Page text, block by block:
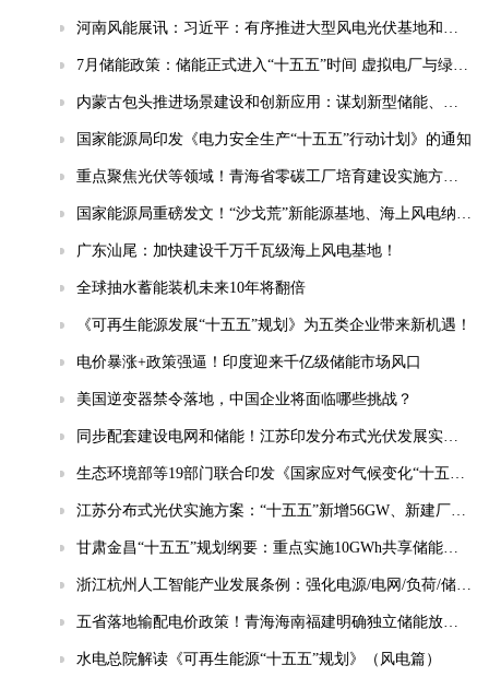
河南风能展讯：习近平：有序推进大型风电光伏基地和电力外送通道规划建设，加快重点行业清洁能源替代
7月储能政策：储能正式进入“十五五”时间 虚拟电厂与绿电直连成热点
内蒙古包头推进场景建设和创新应用：谋划新型储能、智能电网等相关场景
国家能源局印发《电力安全生产“十五五”行动计划》的通知
重点聚焦光伏等领域！青海省零碳工厂培育建设实施方案(试行)发布
国家能源局重磅发文！“沙戈荒”新能源基地、海上风电纳入“十五五”安全重点管控工程
广东汕尾：加快建设千万千瓦级海上风电基地！
全球抽水蓄能装机未来10年将翻倍
《可再生能源发展“十五五”规划》为五类企业带来新机遇！
电价暴涨+政策强逼！印度迎来千亿级储能市场风口
美国逆变器禁令落地，中国企业将面临哪些挑战？
同步配套建设电网和储能！江苏印发分布式光伏发展实施方案（2026-2030年）
生态环境部等19部门联合印发《国家应对气候变化“十五五”规划》
江苏分布式光伏实施方案：“十五五”新增56GW、新建厂房100%安装
甘肃金昌“十五五”规划纲要：重点实施10GWh共享储能电站等项目
浙江杭州人工智能产业发展条例：强化电源/电网/负荷/储能协同，推动城市供电可靠性符合算力设施标准
五省落地输配电价政策！青海海南福建明确独立储能放电退减输配电费！
水电总院解读《可再生能源“十五五”规划》（风电篇）